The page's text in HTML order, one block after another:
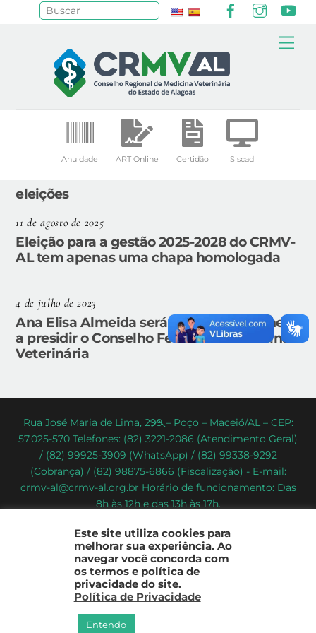
Anuidade ART Online Certidão Siscad
eleições
11 de agosto de 2025
Eleição para a gestão 2025-2028 do CRMV-
AL tem apenas uma chapa homologada
4 de julho de 2023
Ana Elisa Almeida será a primeira mulher
a presidir o Conselho Federal de Medicina
Veterinária
Back
To
Top
Rua José Maria de Lima, 299 – Poço – Maceió/AL – CEP:
57.025-570 Telefones: (82) 3221-2086 (Atendimento Geral)
/ (82) 99925-3909 (WhatsApp) / (82) 99338-9292
(Cobrança) / (82) 98875-6866 (Fiscalização) - E-mail:
crmv-al@crmv-al.org.br Horário de funcionamento: Das
8h às 12h e das 13h às 17h.
Estado de Alagoas
2022 - © Todos os direitos reservados
Este site utiliza cookies para
melhorar sua experiência. Ao
navegar você concorda com
os termos e política de
privacidade do site.
Política de Privacidade
Entendo